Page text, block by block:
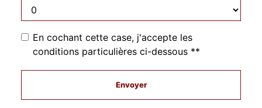
En cochant cette case, j'accepte les
conditions particulières ci-dessous **
Envoyer